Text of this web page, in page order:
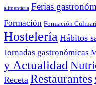
alimentaria Ferias
Formación Formación
Hostelería Hábitos
Jornadas gastronómicas
y Actualidad
Receta Restaurantes